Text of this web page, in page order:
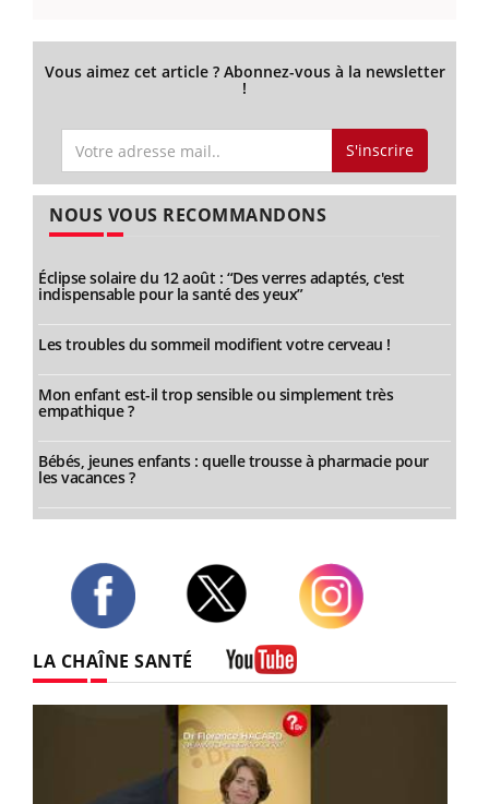
Vous aimez cet article ? Abonnez-vous à la newsletter
!
S'inscrire
NOUS VOUS RECOMMANDONS
Éclipse solaire du 12 août : “Des verres adaptés, c'est
indispensable pour la santé des yeux”
Les troubles du sommeil modifient votre cerveau !
Mon enfant est-il trop sensible ou simplement très
empathique ?
Bébés, jeunes enfants : quelle trousse à pharmacie pour
les vacances ?
LA CHAÎNE SANTÉ